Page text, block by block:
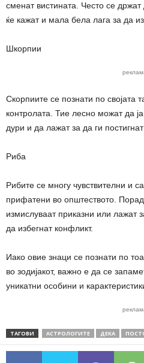
сменат вистината. Често се
ќе кажат и мала бела лага за да
Шкорпии
Скорпиите се познати по својата
контролата. Тие лесно можат да
дури и да лажат за да ги
Риба
Рибите се многу чувствителни и
прифатени во општеството.
измислуваат приказни или лажат
да избегнат конфликт.
Иако овие знаци се познати по
во зодијакот, важно е да се
уникатни особини и
ТАГОВИ АСТРОЛОГИТЕ ДЕКА